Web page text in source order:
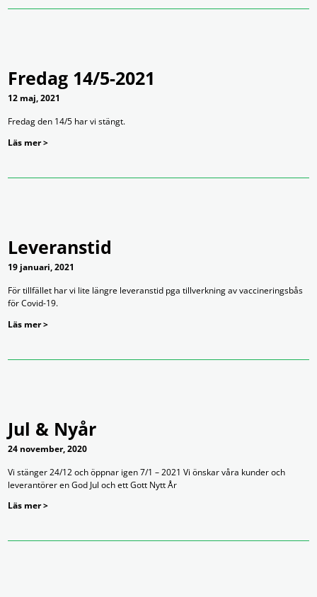
Fredag 14/5-2021
12 maj, 2021
Fredag den 14/5 har vi stängt.
Läs mer >
Leveranstid
19 januari, 2021
För tillfället har vi lite längre leveranstid pga tillverkning av vaccineringsbås
för Covid-19.
Läs mer >
Jul & Nyår
24 november, 2020
Vi stänger 24/12 och öppnar igen 7/1 – 2021 Vi önskar våra kunder och
leverantörer en God Jul och ett Gott Nytt År
Läs mer >